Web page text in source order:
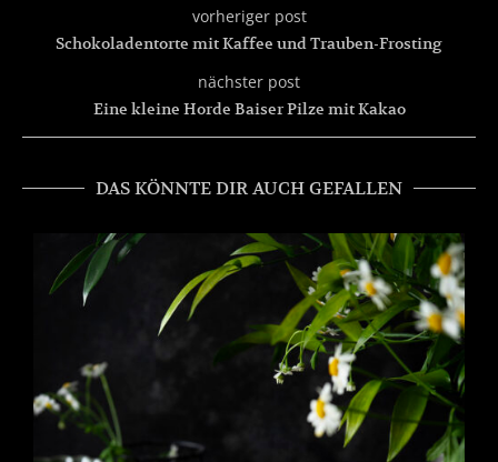
vorheriger post
Schokoladentorte mit Kaffee und Trauben-Frosting
nächster post
Eine kleine Horde Baiser Pilze mit Kakao
DAS KÖNNTE DIR AUCH GEFALLEN